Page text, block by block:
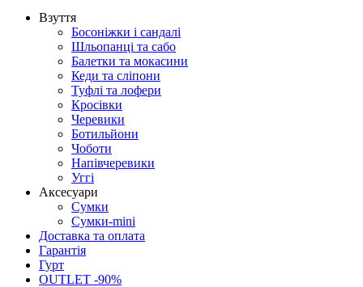
Взуття
Босоніжки і сандалі
Шльопанці та сабо
Балетки та мокасини
Кеди та сліпони
Туфлі та лофери
Кросівки
Черевики
Ботильйони
Чоботи
Напівчеревики
Уггі
Аксесуари
Сумки
Сумки-mini
Доставка та оплата
Гарантія
Гурт
OUTLET -90%